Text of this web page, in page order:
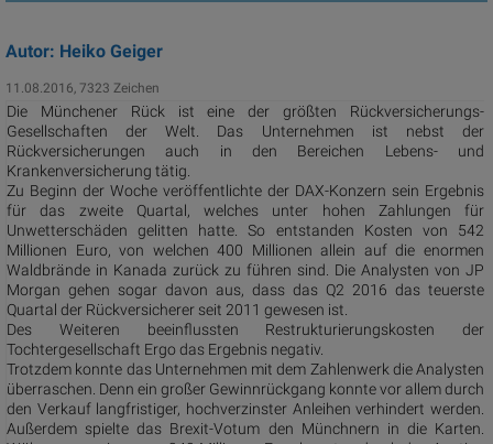
Autor: Heiko Geiger
11.08.2016, 7323 Zeichen
Die Münchener Rück ist eine der größten Rückversicherungs-
Gesellschaften der Welt. Das Unternehmen ist nebst der
Rückversicherungen auch in den Bereichen Lebens- und
Krankenversicherung tätig.
Zu Beginn der Woche veröffentlichte der DAX-Konzern sein Ergebnis
für das zweite Quartal, welches unter hohen Zahlungen für
Unwetterschäden gelitten hatte. So entstanden Kosten von 542
Millionen Euro, von welchen 400 Millionen allein auf die enormen
Waldbrände in Kanada zurück zu führen sind. Die Analysten von JP
Morgan gehen sogar davon aus, dass das Q2 2016 das teuerste
Quartal der Rückversicherer seit 2011 gewesen ist.
Des Weiteren beeinflussten Restrukturierungskosten der
Tochtergesellschaft Ergo das Ergebnis negativ.
Trotzdem konnte das Unternehmen mit dem Zahlenwerk die Analysten
überraschen. Denn ein großer Gewinnrückgang konnte vor allem durch
den Verkauf langfristiger, hochverzinster Anleihen verhindert werden.
Außerdem spielte das Brexit-Votum den Münchnern in die Karten.